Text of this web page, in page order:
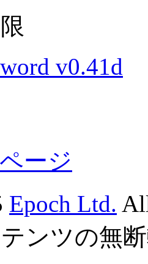
v0.41d
ージ
Epoch Ltd.
ンツの無